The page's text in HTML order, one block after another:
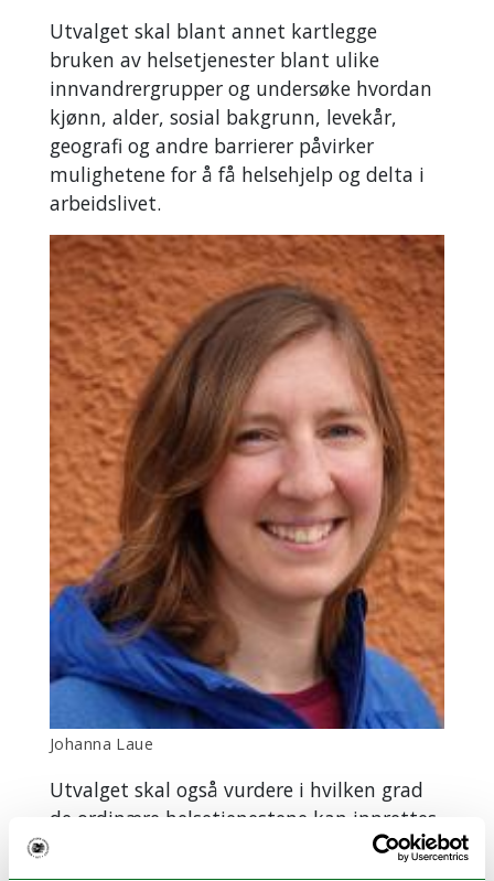
Utvalget skal blant annet kartlegge
bruken av helsetjenester blant ulike
innvandrergrupper og undersøke hvordan
kjønn, alder, sosial bakgrunn, levekår,
geografi og andre barrierer påvirker
mulighetene for å få helsehjelp og delta i
arbeidslivet.
Johanna Laue
Utvalget skal også vurdere i hvilken grad
de ordinære helsetjenestene kan innrettes
slik at de bedre ivaretar hele befolkningen,
og om det utover dette kan være